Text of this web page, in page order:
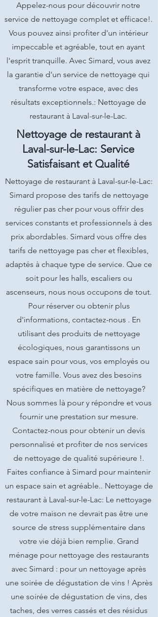
Appelez-nous pour découvrir notre
service de nettoyage complet et efficace!.
Vous pouvez ainsi profiter d'un intérieur
impeccable et agréable, tout en ayant
l'esprit tranquille. Avec Simard, vous avez
la garantie d'un service de nettoyage qui
transforme votre espace, avec des
résultats exceptionnels.: Nettoyage de
restaurant à Laval-sur-le-Lac.
Nettoyage de restaurant à
Laval-sur-le-Lac: Service
Satisfaisant et Qualité
Nettoyage de restaurant à Laval-sur-le-Lac:
Simard propose des tarifs de nettoyage
régulier pas cher pour vous offrir des
services constants et professionnels à des
prix abordables. Simard vous offre des
tarifs de nettoyage pas cher et flexibles,
adaptés à chaque type de service. Que ce
soit pour les halls, escaliers ou
ascenseurs, nous nous occupons de tout.
Pour réserver ou obtenir plus
d'informations, contactez-nous . En
utilisant des produits de nettoyage
écologiques, nous garantissons un
espace sain pour vous, vos employés ou
votre famille. Vous avez des besoins
spécifiques en matière de nettoyage?
Nous sommes là pour y répondre et vous
fournir une prestation sur mesure.
Contactez-nous pour obtenir un devis
personnalisé et profiter de nos services
de nettoyage de qualité supérieure !.
Faites confiance à Simard pour maintenir
un espace sain et agréable.. Nettoyage de
restaurant à Laval-sur-le-Lac: Le nettoyage
de votre maison ne devrait pas être une
source de stress supplémentaire dans
votre vie déjà bien remplie. Grand
ménage pour nettoyage des restaurants
avec Simard : pour un nettoyage après
une soirée de dégustation de vins ! Après
une soirée de dégustation de vins, des
taches, des verres cassés et des résidus